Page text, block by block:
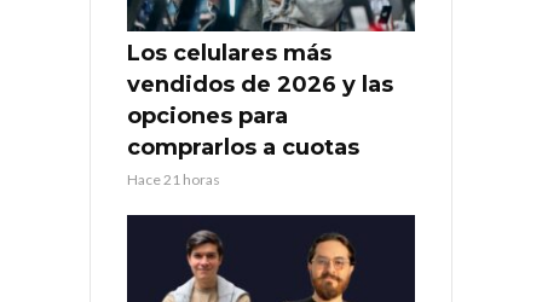
Los celulares más
vendidos de 2026 y las
opciones para
comprarlos a cuotas
Hace 21 horas